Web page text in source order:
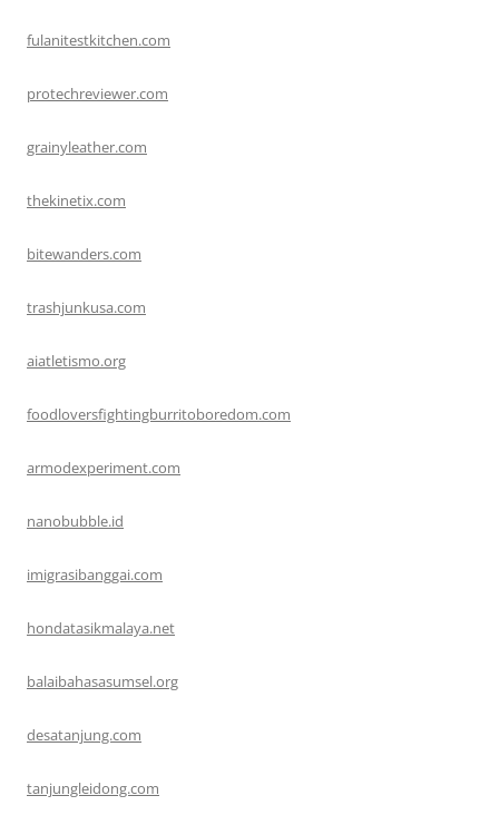
fulanitestkitchen.com
protechreviewer.com
grainyleather.com
thekinetix.com
bitewanders.com
trashjunkusa.com
aiatletismo.org
foodloversfightingburritoboredom.com
armodexperiment.com
nanobubble.id
imigrasibanggai.com
hondatasikmalaya.net
balaibahasasumsel.org
desatanjung.com
tanjungleidong.com